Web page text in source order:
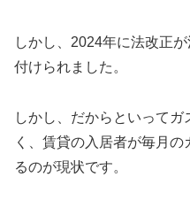
しかし、2024年に法改正
付けられました。
しかし、だからといって
く、賃貸の入居者が毎月
るのが現状です。